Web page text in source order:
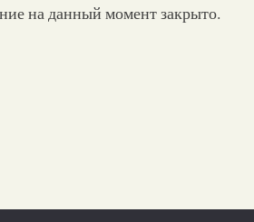
на данный момент закрыто.